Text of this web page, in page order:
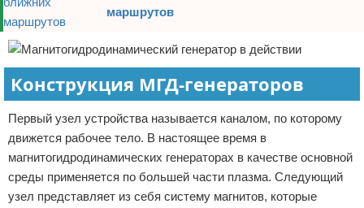
маршрутов
Конструкция МГД-генераторов
Первый узел устройства называется каналом, по которому
движется рабочее тело. В настоящее время в
магнитогидродинамических генераторах в качестве основной
среды применяется по большей части плазма. Следующий
узел представляет из себя систему магнитов, которые